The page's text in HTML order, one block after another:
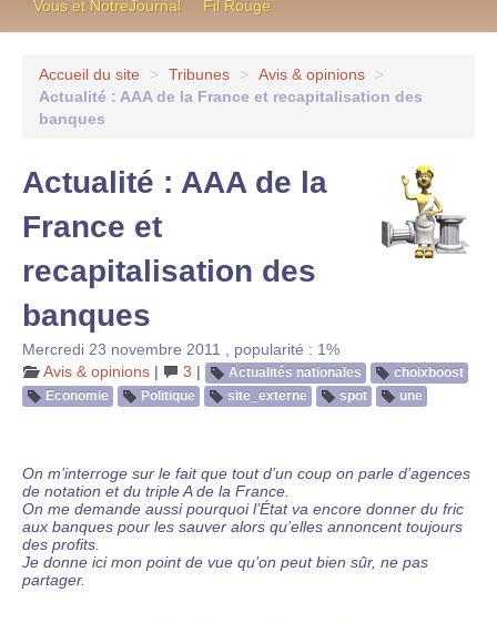
Vous et NotreJournal Fil Rouge
Accueil du site > Tribunes > Avis & opinions
>
Actualité : AAA de la France et recapitalisation des
banques
Actualité : AAA de la
France et
recapitalisation des
banques
Mercredi 23 novembre 2011
popularité : 1%
Avis & opinions | 3 | Actualités nationales
choixboost
Economie
Politique site_externe spot une
On m’interroge sur le fait que tout d’un coup on parle d’agences
de notation et du triple A de la France.
On me demande aussi pourquoi l’État va encore donner du fric
aux banques pour les sauver alors qu’elles annoncent toujours
des profits.
Je donne ici mon point de vue qu’on peut bien sûr, ne pas
partager.